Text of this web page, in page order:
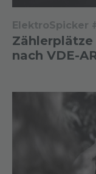
ElektroSpicker
nach VDE-